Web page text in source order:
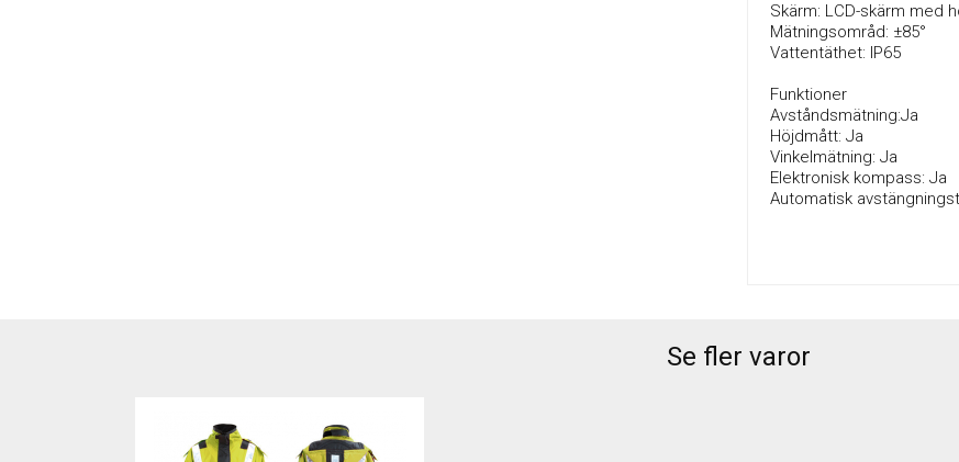
Skärm: LCD-skärm med
Mätningsområd: ±85°
Vattentäthet: IP65
Funktioner
Avståndsmätning:Ja
Höjdmått: Ja
Vinkelmätning: Ja
Elektronisk kompass: Ja
Automatisk
Se fler varor